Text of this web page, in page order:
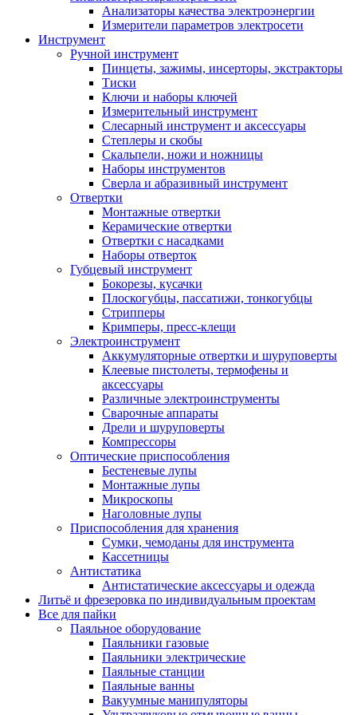
Анализаторы качества электроэнергии
Измерители параметров электросети
Инструмент
Ручной инструмент
Пинцеты, зажимы, инсерторы, экстракторы
Тиски
Ключи и наборы ключей
Измерительный инструмент
Слесарный инструмент и аксессуары
Степлеры и скобы
Скальпели, ножи и ножницы
Наборы инструментов
Сверла и абразивный инструмент
Отвертки
Монтажные отвертки
Керамические отвертки
Отвертки с насадками
Наборы отверток
Губцевый инструмент
Бокорезы, кусачки
Плоскогубцы, пассатижи, тонкогубцы
Стрипперы
Кримперы, пресс-клещи
Электроинструмент
Аккумуляторные отвертки и шуруповерты
Клеевые пистолеты, термофены и
аксессуары
Различные электроинструменты
Сварочные аппараты
Дрели и шуруповерты
Компрессоры
Оптические приспособления
Бестеневые лупы
Монтажные лупы
Микроскопы
Наголовные лупы
Приспособления для хранения
Сумки, чемоданы для инструмента
Кассетницы
Антистатика
Антистатические аксессуары и одежда
Литьё и фрезеровка по индивидуальным проектам
Все для пайки
Паяльное оборудование
Паяльники газовые
Паяльники электрические
Паяльные станции
Паяльные ванны
Вакуумные манипуляторы